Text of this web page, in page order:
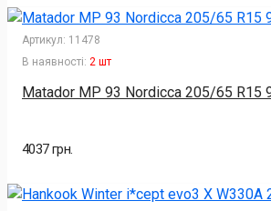
Артикул: 11478
В наявності: 2 шт
Matador MP 93 Nordicca 205/65 R15
4037 грн.